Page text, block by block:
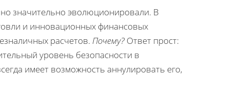
значительно эволюционировали. В
и инновационных финансовых
расчетов. Почему?Ответ прост:
уровень безопасности в
имеет возможность аннулировать его,